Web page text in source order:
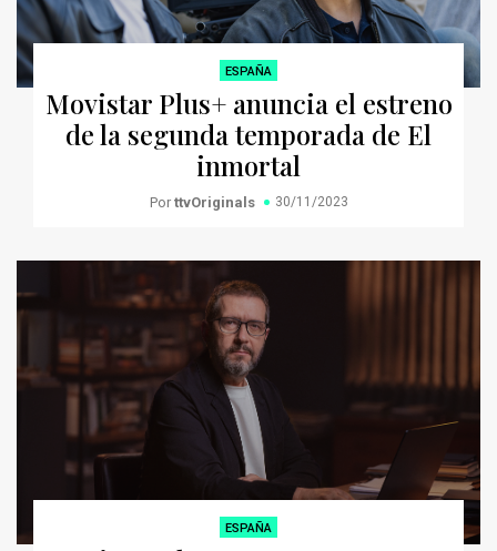
ESPAÑA
Movistar Plus+ anuncia el estreno
de la segunda temporada de El
inmortal
Por ttvOriginals 30/11/2023
ESPAÑA